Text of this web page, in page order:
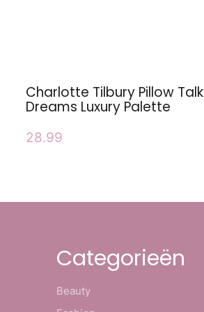
Charlotte Tilbury Pillow Talk
Dreams Luxury Palette
28.99
Categorieën
Beauty